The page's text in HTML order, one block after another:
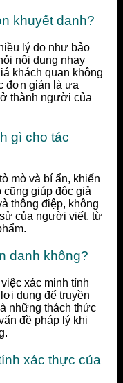
khuyết danh?
lý do như bảo
nội dung nhạy
khách quan không
đơn giản là ưa
thành người của
gì cho tác
mò và bí ẩn, khiến
cũng giúp độc giả
thông điệp, không
của người viết, từ
danh không?
xác minh tính
dụng để truyền
những thách thức
đề pháp lý khi
xác thực của